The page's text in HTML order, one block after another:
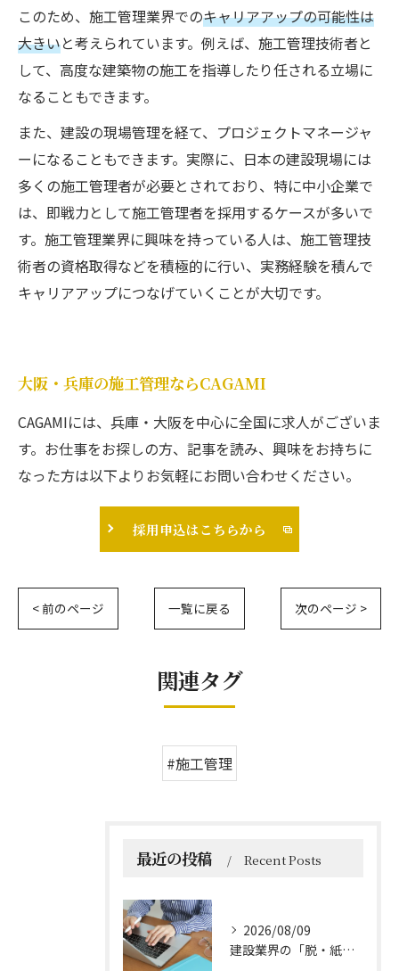
このため、施工管理業界でのキャリアアップの可能性は
大きいと考えられています。例えば、施工管理技術者と
して、高度な建築物の施工を指導したり任される立場に
なることもできます。
また、建設の現場管理を経て、プロジェクトマネージャ
ーになることもできます。実際に、日本の建設現場には
多くの施工管理者が必要とされており、特に中小企業で
は、即戦力として施工管理者を採用するケースが多いで
す。施工管理業界に興味を持っている人は、施工管理技
術者の資格取得などを積極的に行い、実務経験を積んで
キャリアアップにつなげていくことが大切です。
大阪・兵庫の施工管理ならCAGAMI
CAGAMIには、兵庫・大阪を中心に全国に求人がございま
す。お仕事をお探しの方、記事を読み、興味をお持ちに
なった方は以下よりお気軽にお問い合わせください。
採用申込はこちらから
< 前のページ 一覧に戻る 次のページ >
関連タグ
#施工管理
最近の投稿 Recent Posts
2026/08/09
建設業界の「脱・紙とハンコ」へ。施工管理DXの3つの柱とは？